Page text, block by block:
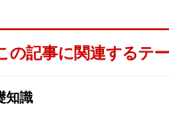
の記事に関連するテ
知識